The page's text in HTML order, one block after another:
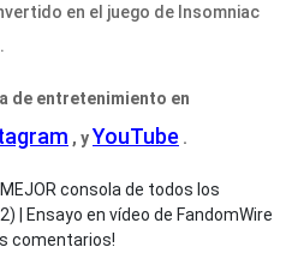
en el juego de Insomniac
de entretenimiento en
, yYouTube .
comentarios!